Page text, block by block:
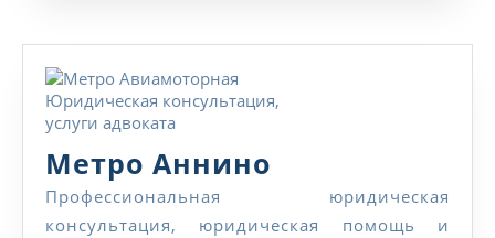
Метро Аннино
Аннино
Профессиональная юридическая
консультация, юридическая помощь и